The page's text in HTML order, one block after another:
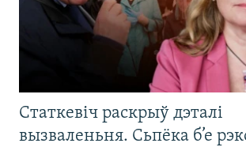
Статкевіч раскрыў дэталі
вызваленьня. Сьпёка б’е